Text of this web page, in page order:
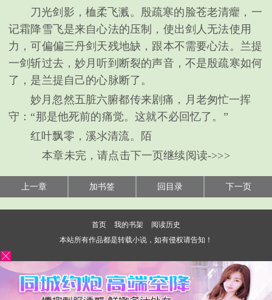
刀光剑影，桖柔飞溅。殷疏寒的脸苍老清癯，一
记霜降雪飞是来自心法的压制，使出剑人无法使用
力，可偏偏三丹剑天残地缺，跟本不需要心法。兰提
一剑斩过去，妙月听到断裂的声音，不是殷疏寒如何
了，是兰提自己的心脉断了。
妙月忽然五脏六腑都传来剧痛，月老匆忙一挥
守：“那是他死前的痛觉。这就不必回忆了。”
红叶飘零，溪氺清流。陌
本章未完，请点击下一页继续阅读->>>
上一章 加书签 回目录 下一页
首页 我的书架
阅读历史
本站所有作品都是转载小说，如有侵权请告知！